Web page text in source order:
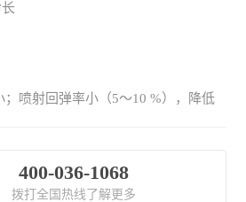
喷射回弹率小（5～10 %），降低
400-036-1068
拨打全国热线了解更多